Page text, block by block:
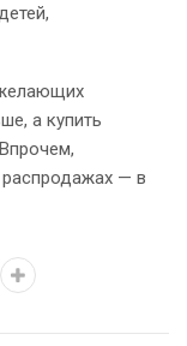
а купить
— в